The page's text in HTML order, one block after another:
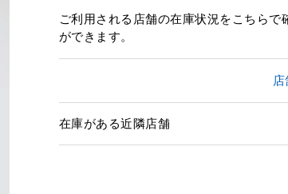
ご利用される店舗の在庫状況をこちらで
ができます。
店
在庫がある近隣店舗